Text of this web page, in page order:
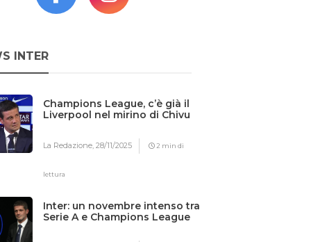
INTER
Champions League, c’è già il
Liverpool nel mirino di Chivu
La Redazione,28/11/2025 2 min di
lettura
Inter: un novembre intenso tra
Serie A e Champions League